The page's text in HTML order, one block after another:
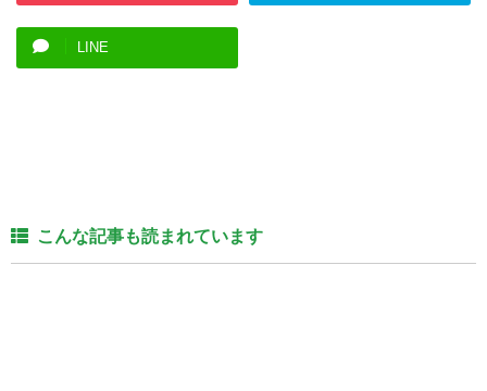
LINE
こんな記事も読まれています